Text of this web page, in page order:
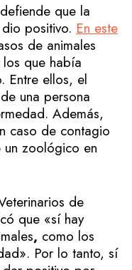
que la
positivo. En este
de animales
que había
Entre ellos, el
una persona
Además,
caso de contagio
zoológico en
de
que «sí hay
, como los
Por lo tanto, sí